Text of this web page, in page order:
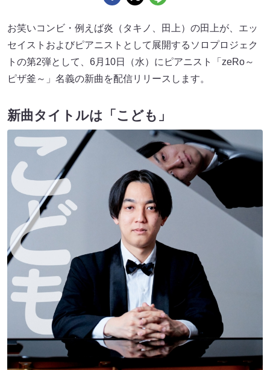
お笑いコンビ・例えば炎（タキノ、田上）の田上が、エッ
セイストおよびピアニストとして展開するソロプロジェク
トの第2弾として、6月10日（水）にピアニスト「zeRo～
ピザ釜～」名義の新曲を配信リリースします。
新曲タイトルは「こども」